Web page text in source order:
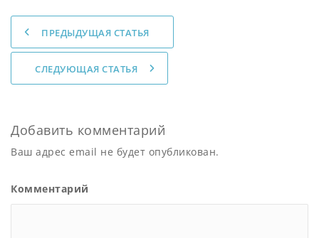
ПРЕДЫДУЩАЯ СТАТЬЯ
СЛЕДУЮЩАЯ СТАТЬЯ
Добавить комментарий
Ваш адрес email не будет опубликован.
Комментарий